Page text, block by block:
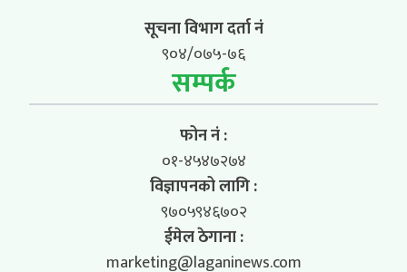
सूचना विभाग दर्ता नं
९०४/०७५-७६
सम्पर्क
फोन नं :
०१-४५४७२७४
विज्ञापनको लागि :
९७०५९४६७०२
ईमेल ठेगाना :
marketing@laganinews.com